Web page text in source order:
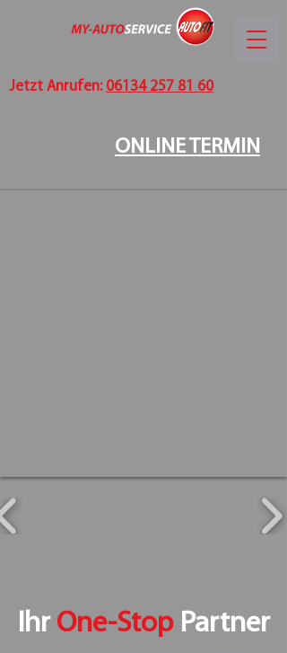
ONLINE TERMIN
Jetzt Anrufen: 06134 257 81 60
Ihr One-StopPartner